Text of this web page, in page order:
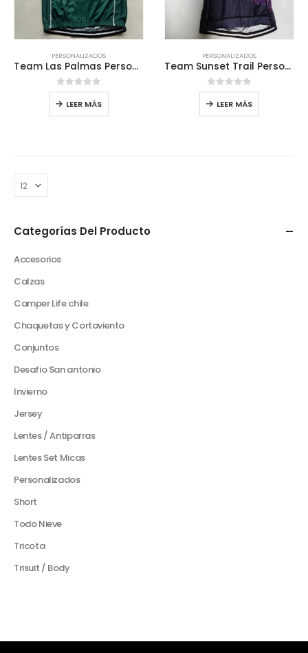
PERSONALIZADOS
Team Las Palmas Personalizado ciclismo
0out of 5
LEER MÁS
PERSONALIZADOS
Team Sunset Trail Personalizado ciclismo
0out of 5
LEER MÁS
Categorías Del Producto
Accesorios
Calzas
Camper Life chile
Chaquetas y Cortaviento
Conjuntos
Desafio San antonio
Invierno
Jersey
Lentes / Antiparras
Lentes Set Micas
Personalizados
Short
Todo Nieve
Tricota
Trisuit / Body